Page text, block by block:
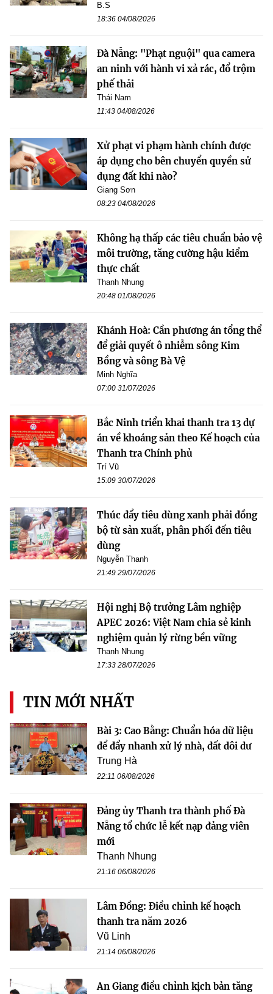
B.S
18:36 04/08/2026
Đà Nẵng: "Phạt nguội" qua camera
an ninh với hành vi xả rác, đổ trộm
phế thải
Thái Nam
11:43 04/08/2026
Xử phạt vi phạm hành chính được
áp dụng cho bên chuyển quyền sử
dụng đất khi nào?
Giang Sơn
08:23 04/08/2026
Không hạ thấp các tiêu chuẩn bảo vệ
môi trường, tăng cường hậu kiểm
thực chất
Thanh Nhung
20:48 01/08/2026
Khánh Hoà: Cần phương án tổng thể
để giải quyết ô nhiễm sông Kim
Bồng và sông Bà Vệ
Minh Nghĩa
07:00 31/07/2026
Bắc Ninh triển khai thanh tra 13 dự
án về khoáng sản theo Kế hoạch của
Thanh tra Chính phủ
Trí Vũ
15:09 30/07/2026
Thúc đẩy tiêu dùng xanh phải đồng
bộ từ sản xuất, phân phối đến tiêu
dùng
Nguyễn Thanh
21:49 29/07/2026
Hội nghị Bộ trưởng Lâm nghiệp
APEC 2026: Việt Nam chia sẻ kinh
nghiệm quản lý rừng bền vững
Thanh Nhung
17:33 28/07/2026
TIN MỚI NHẤT
Bài 3: Cao Bằng: Chuẩn hóa dữ liệu
để đẩy nhanh xử lý nhà, đất dôi dư
Trung Hà
22:11 06/08/2026
Đảng ủy Thanh tra thành phố Đà
Nẵng tổ chức lễ kết nạp đảng viên
mới
Thanh Nhung
21:16 06/08/2026
Lâm Đồng: Điều chỉnh kế hoạch
thanh tra năm 2026
Vũ Linh
21:14 06/08/2026
An Giang điều chỉnh kịch bản tăng